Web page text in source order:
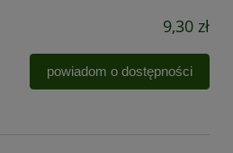
9,30 zł
powiadom o dostępności